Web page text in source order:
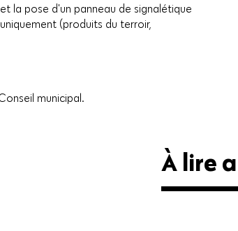
la pose d'un panneau de signalétique
(produits du terroir,
municipal.
À lire